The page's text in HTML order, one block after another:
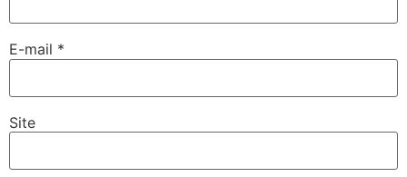
E-mail *
Site